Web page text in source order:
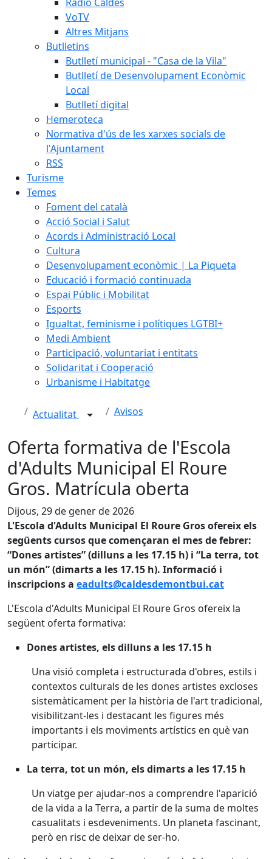
VoTV
Altres Mitjans
Butlletins
Butlletí municipal - "Casa de la Vila"
Butlletí de Desenvolupament Econòmic
Local
Butlletí digital
Hemeroteca
Normativa d'ús de les xarxes socials de
l'Ajuntament
RSS
Turisme
Temes
Foment del català
Acció Social i Salut
Acords i Administració Local
Cultura
Desenvolupament econòmic | La Piqueta
Educació i formació continuada
Espai Públic i Mobilitat
Esports
Igualtat, feminisme i polítiques LGTBI+
Medi Ambient
Participació, voluntariat i entitats
Solidaritat i Cooperació
Urbanisme i Habitatge
Actualitat Avisos
Oferta formativa de l'Escola
d'Adults Municipal El Roure
Gros. Matrícula oberta
Dijous, 29 de gener de 2026
L'Escola d'Adults Municipal El Roure Gros ofereix els
següents cursos que començaran el mes de febrer:
“Dones artistes” (dilluns a les 17.15 h) i “La terra, tot
un món” (dimarts a les 17.15 h). Informació i
inscripcions a eadults@caldesdemontbui.cat
L'Escola d'Adults Municipal El Roure Gros ofereix la
següent oferta formativa:
Dones artistes, els dilluns a les 17.15 h
Una visió completa i estructurada d'obres, estils i
contextos culturals de les dones artistes excloses
sistemàticament per la història de l'art tradicional,
visibilitzant-les i destacant les figures més
importants i els moviments artístics en què van
participar.
La terra, tot un món, els dimarts a les 17.15 h
Un viatge per ajudar-nos a comprendre l'aparició
de la vida a la Terra, a partir de la suma de moltes
casualitats i esdeveniments. Un planeta fascinant,
però en risc de deixar de ser-ho.